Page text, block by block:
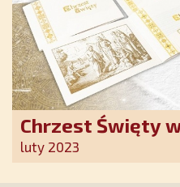
Chrzest Święty
wspólnoty
luty 2023